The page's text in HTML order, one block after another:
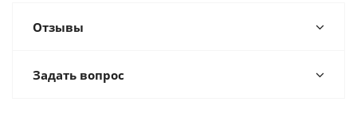
Отзывы
Задать вопрос